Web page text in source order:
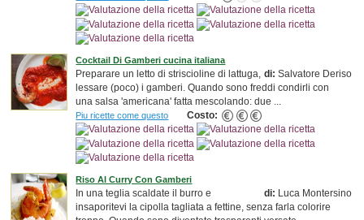
Cocktail Di Gamberi cucina italiana
di: Salvatore Deriso
Preparare un letto di striscioline di lattuga,
lessare (poco) i gamberi. Quando sono freddi condirli con
una salsa 'americana' fatta mescolando: due ...
Piu ricette come questo Costo:
Riso Al Curry Con Gamberi
di: Luca Montersino
In una teglia scaldate il burro e
insaporitevi la cipolla tagliata a fettine, senza farla colorire